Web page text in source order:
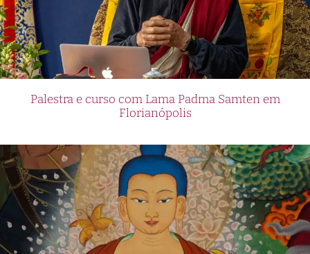
Palestra e curso com Lama Padma Samten em
Florianópolis